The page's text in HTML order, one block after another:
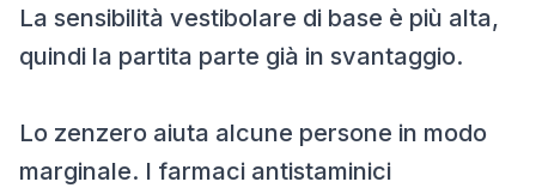
La sensibilità vestibolare di base è più alta,
quindi la partita parte già in svantaggio.
Lo zenzero aiuta alcune persone in modo
marginale. I farmaci antistaminici